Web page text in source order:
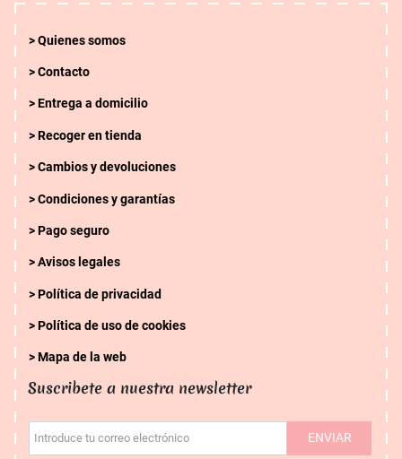
Quienes somos
Contacto
Entrega a domicilio
Recoger en tienda
Cambios y devoluciones
Condiciones y garantías
Pago seguro
Avisos legales
Política de privacidad
Política de uso de cookies
Mapa de la web
Suscribete a nuestra newsletter
Introduce tu correo electrónico ENVIAR